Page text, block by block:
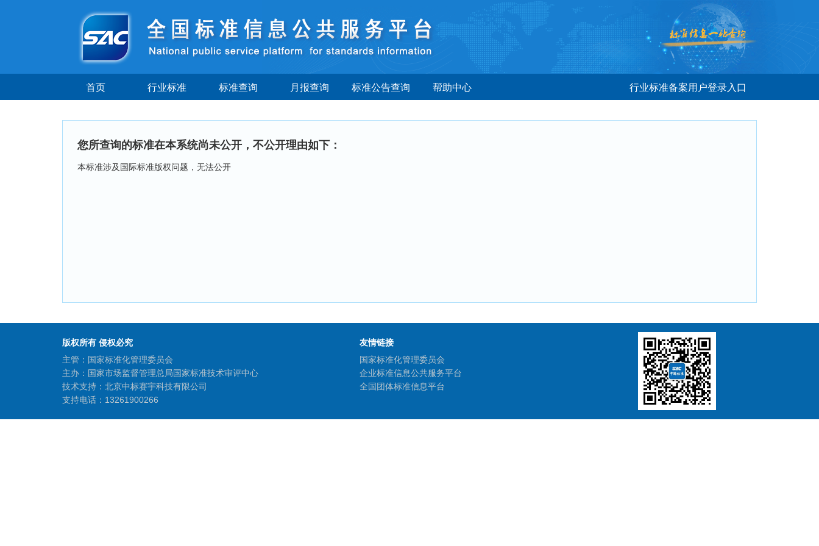
首页 行业标准 标准查询 月报查询 标准公告查询 帮助中心 行业标准备案用户登录入口
您所查询的标准在本系统尚未公开，不公开理由如下：
本标准涉及国际标准版权问题，无法公开
版权所有 侵权必究
主管：国家标准化管理委员会
主办：国家市场监督管理总局国家标准技术审评中心
技术支持：北京中标赛宇科技有限公司
支持电话：13261900266
友情链接
国家标准化管理委员会
企业标准信息公共服务平台
全国团体标准信息平台